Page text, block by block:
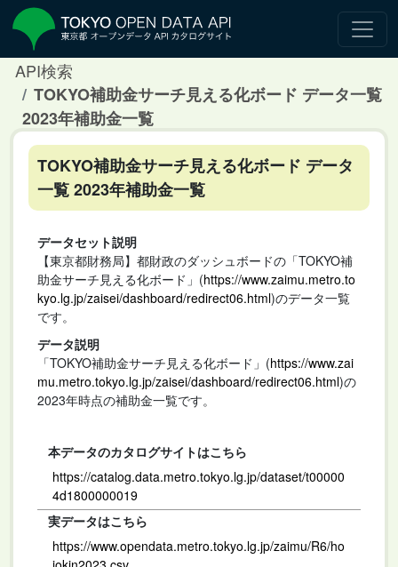
API検索
TOKYO補助金サーチ見える化ボード データ一覧
2023年補助金一覧
TOKYO補助金サーチ見える化ボード データ
一覧 2023年補助金一覧
データセット説明
【東京都財務局】都財政のダッシュボードの「TOKYO補
助金サーチ見える化ボード」(https://www.zaimu.metro.to
kyo.lg.jp/zaisei/dashboard/redirect06.html)のデータ一覧
です。
データ説明
「TOKYO補助金サーチ見える化ボード」(https://www.zai
mu.metro.tokyo.lg.jp/zaisei/dashboard/redirect06.html)の
2023年時点の補助金一覧です。
本データのカタログサイトはこちら
https://catalog.data.metro.tokyo.lg.jp/dataset/t00000
4d1800000019
実データはこちら
https://www.opendata.metro.tokyo.lg.jp/zaimu/R6/ho